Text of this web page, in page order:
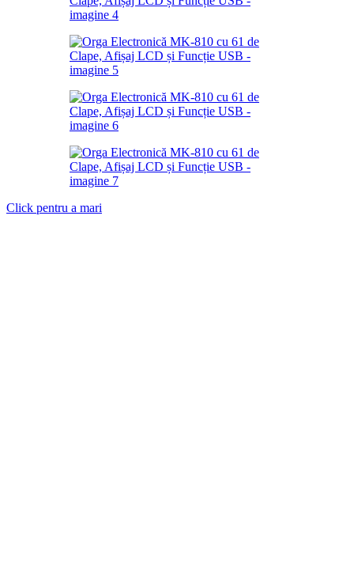
Click pentru a mari